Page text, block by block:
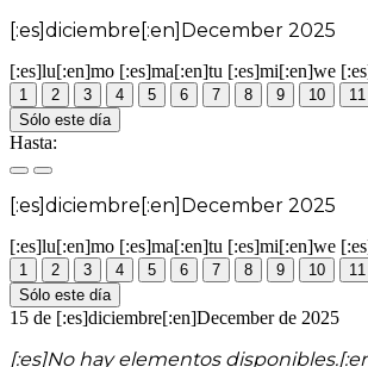
[:es]diciembre[:en]December 2025
[:es]lu[:en]mo [:es]ma[:en]tu [:es]mi[:en]we
1 2 3 4 5 6 7 8 9 10 11
Sólo este día
Hasta:
[:es]diciembre[:en]December 2025
[:es]lu[:en]mo [:es]ma[:en]tu [:es]mi[:en]we
1 2 3 4 5 6 7 8 9 10 11
Sólo este día
15 de [:es]diciembre[:en]December de 2025
[:es]No hay elementos